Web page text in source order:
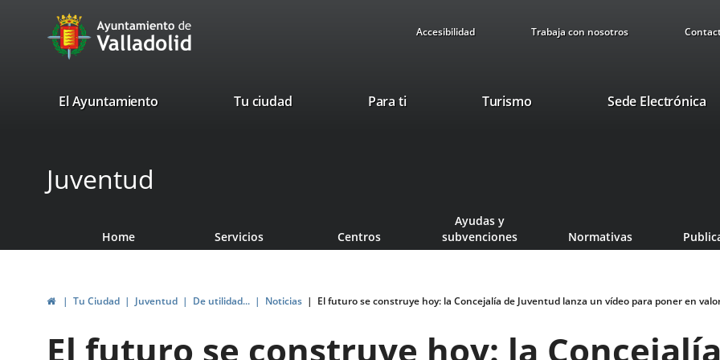
Portal
Web
Ayuntamiento
Valladolid
Accesibilidad Trabaja con nosotros
valladolid.es
El Ayuntamiento Tu ciudad Para ti TurismoThis
window.
Sede Electrónica
Juventud
Home Servicios Centros
Ayudas y
subvenciones
Normativas
HomeTu Ciudad Juventud De utilidad... Noticias El futuro se construye hoy: la Concejalía de Juventud lanza un vídeo para poner en
El futuro se construye hoy: la